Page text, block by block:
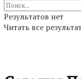
Результатов нет
Читать все